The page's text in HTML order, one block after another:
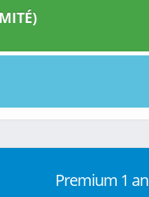
Premium 1 an